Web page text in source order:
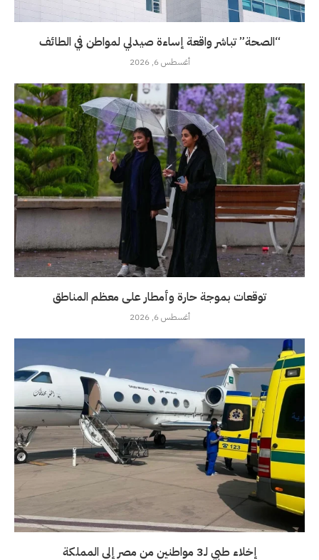
“الصحة” تباشر واقعة إساءة صيدلي لمواطن في الطائف
أغسطس 6, 2026
توقعات بموجة حارة وأمطار على معظم المناطق
أغسطس 6, 2026
إخلاء طبي لـ3 مواطنين من مصر إلى المملكة